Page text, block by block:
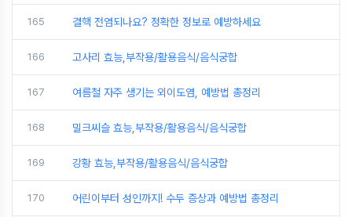
165 결핵 전염되나요? 정확한 정보로 예방하세요
166 고사리 효능,부작용/활용음식/음식궁합
167 여름철 자주 생기는 외이도염, 예방법 총정리
168 밀크씨슬 효능,부작용/활용음식/음식궁합
169 강황 효능,부작용/활용음식/음식궁합
170 어린이부터 성인까지! 수두 증상과 예방법 총정리